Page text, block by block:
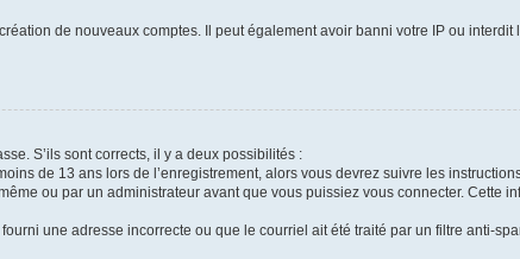
de nouveaux comptes. Il peut également avoir banni votre IP ou
S’ils sont corrects, il y a deux possibilités :
de 13 ans lors de l’enregistrement, alors vous devrez suivre les
ou par un administrateur avant que vous puissiez vous connecter. Cette
une adresse incorrecte ou que le courriel ait été traité par un filtre anti-